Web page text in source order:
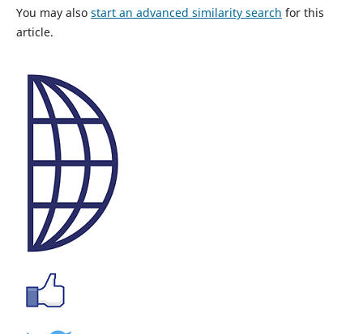
You may also start an advanced similarity search for this
article.